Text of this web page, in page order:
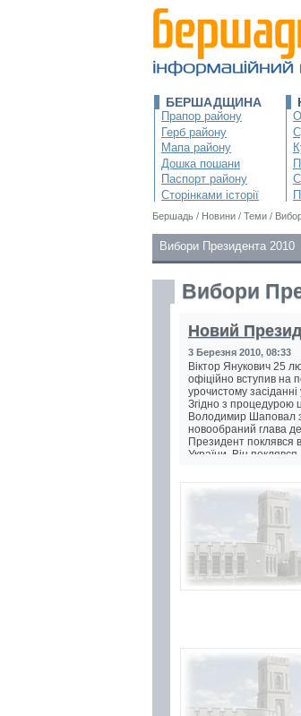
БЕРШАДЩИНА
Прапор району
Герб району
Мапа району
Дошка пошани
Паспорт району
Сторінками історії
Бершадь / Новини / Теми /
Вибори Президента 2010
Вибори
Новий
3 Березня 2010, 08:33
Віктор Янукович 25
офіційно вступив на
урочистому
Згідно з процедурою
Володимир Шаповал
новообраний глава
Президент поклявся
України. Він поклявся...